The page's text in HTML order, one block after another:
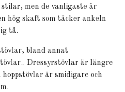
men de vanligaste är
hög skaft som täcker ankeln
tå.
bland annat
Dressyrstövlar är längre
är smidigare och